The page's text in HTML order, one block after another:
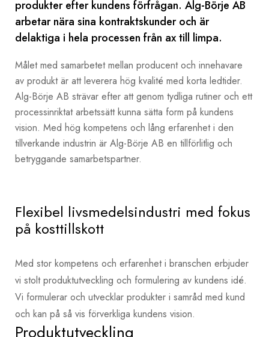
produkter efter kundens förfrågan. Alg-Börje AB
arbetar nära sina kontraktskunder och är
delaktiga i hela processen från ax till limpa.
Målet med samarbetet mellan producent och innehavare
av produkt är att leverera hög kvalité med korta ledtider.
Alg-Börje AB strävar efter att genom tydliga rutiner och ett
processinriktat arbetssätt kunna sätta form på kundens
vision. Med hög kompetens och lång erfarenhet i den
tillverkande industrin är Alg-Börje AB en tillförlitlig och
betryggande samarbetspartner.
Flexibel livsmedelsindustri med fokus
på kosttillskott
Med stor kompetens och erfarenhet i branschen erbjuder
vi stolt produktutveckling och formulering av kundens idé.
Vi formulerar och utvecklar produkter i samråd med kund
och kan på så vis förverkliga kundens vision.
Produktutveckling